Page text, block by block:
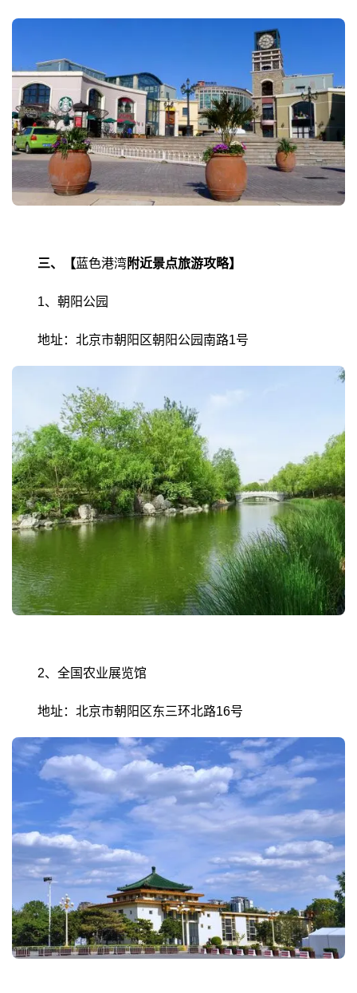
三、【蓝色港湾附近景点旅游攻略】
1、朝阳公园
地址：北京市朝阳区朝阳公园南路1号
2、全国农业展览馆
地址：北京市朝阳区东三环北路16号